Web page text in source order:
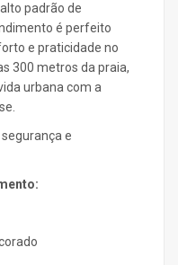
padrão de
é perfeito
e praticidade no
300 metros da praia,
urbana com a
e